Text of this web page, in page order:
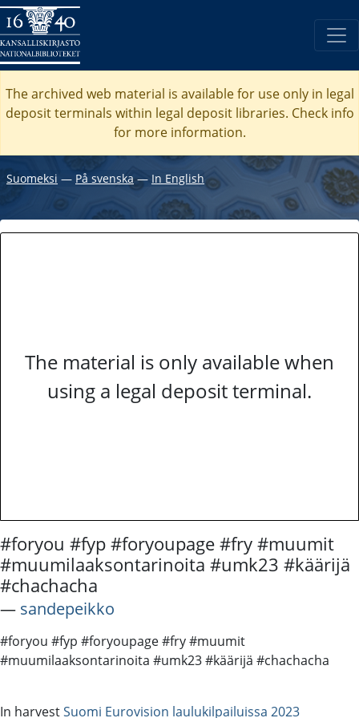
The archived web material is available for use only in legal
deposit terminals within legal deposit libraries. Check info
for more information.
Suomeksi ― På svenska― In English
The material is only available when
using a legal deposit terminal.
#foryou #fyp #foryoupage #fry #muumit
#muumilaaksontarinoita #umk23 #käärijä
#chachacha
― sandepeikko
#foryou #fyp #foryoupage #fry #muumit
#muumilaaksontarinoita #umk23 #käärijä #chachacha
In harvestSuomi Eurovision laulukilpailuissa 2023